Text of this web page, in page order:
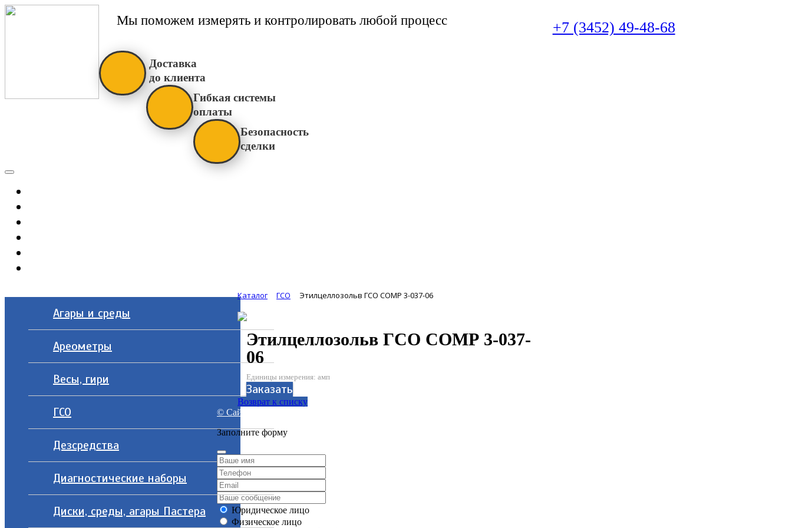
Мы поможем измерять и контролировать любой процесс +7 (3452) 49-48-68
Доставка
до клиента
Гибкая системы
оплаты
Безопасность
сделки
Агары и среды
Ареометры
Весы, гири
ГСО
Дезсредства
Диагностические наборы
Диски, среды, агары Пастера
Каталог ГСО Этилцеллозольв ГСО СОМР 3-037-06
Этилцеллозольв ГСО СОМР 3-037-
06
Единицы измерения: амп
Заказать
Возврат к списку
© Сайт разработан компанией Tyumen-soft.Digital
Заполните форму
Юридическое лицо
Физическое лицо